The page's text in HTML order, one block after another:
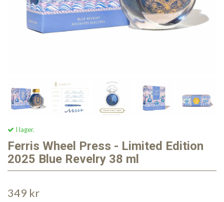
I lager.
Ferris Wheel Press - Limited Edition
2025 Blue Revelry 38 ml
349 kr